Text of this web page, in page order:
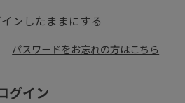
ンしたままにする
パスワードをお忘れの方はこちら
グイン